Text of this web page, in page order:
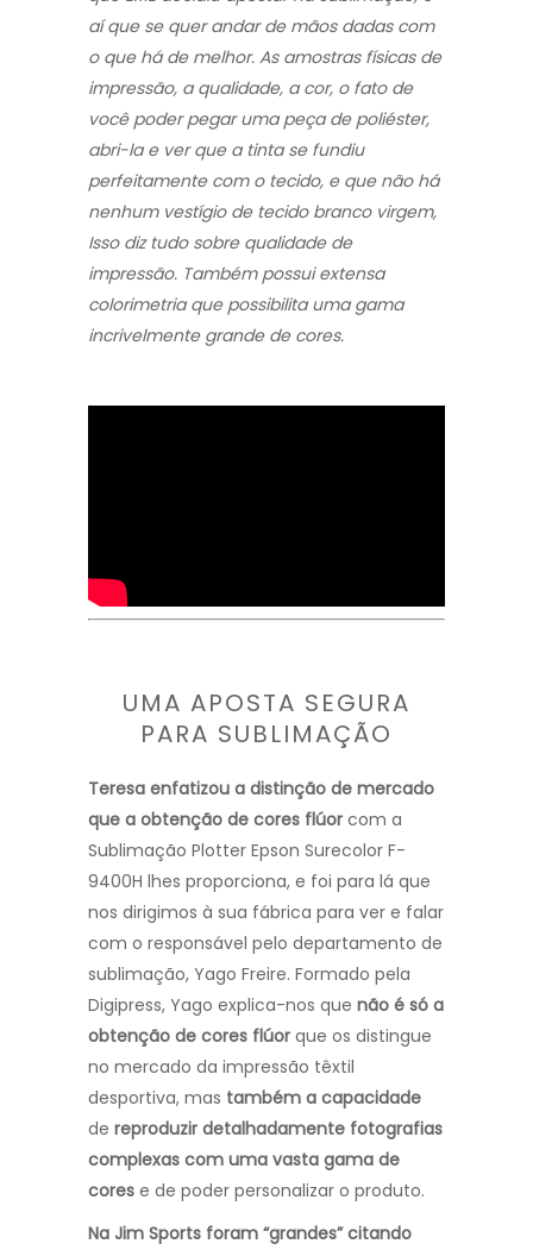
aí que se quer andar de mãos dadas com
o que há de melhor. As amostras físicas de
impressão, a qualidade, a cor, o fato de
você poder pegar uma peça de poliéster,
abri-la e ver que a tinta se fundiu
perfeitamente com o tecido, e que não há
nenhum vestígio de tecido branco virgem,
Isso diz tudo sobre qualidade de
impressão. Também possui extensa
colorimetria que possibilita uma gama
incrivelmente grande de cores.
UMA APOSTA SEGURA
PARA SUBLIMAÇÃO
Teresa enfatizou a distinção de mercado
que a obtenção de cores flúor com a
Sublimação Plotter Epson Surecolor F-
9400H lhes proporciona, e foi para lá que
nos dirigimos à sua fábrica para ver e falar
com o responsável pelo departamento de
sublimação, Yago Freire. Formado pela
Digipress, Yago explica-nos que não é só a
obtenção de cores flúor que os distingue
no mercado da impressão têxtil
desportiva, mas também a capacidade
de reproduzir detalhadamente fotografias
complexas com uma vasta gama de
cores e de poder personalizar o produto.
Na Jim Sports foram “grandes” citando